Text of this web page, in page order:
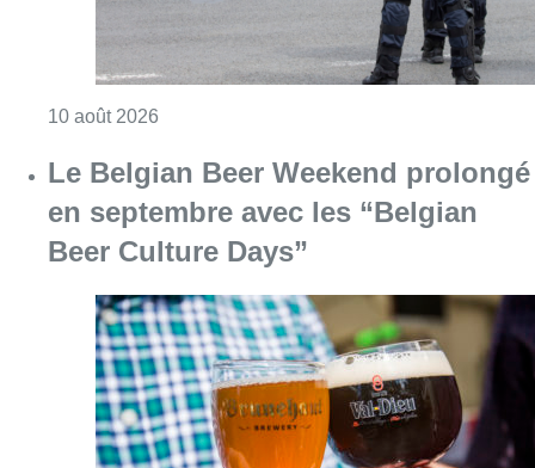
10 août 2026
Le Belgian Beer Weekend prolongé
en septembre avec les “Belgian
Beer Culture Days”